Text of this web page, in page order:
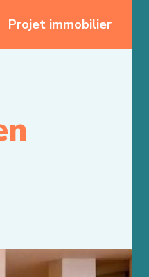
Projet immobilier